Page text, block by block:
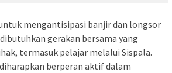
mengantisipasi banjir dan longsor
gerakan bersama yang
termasuk pelajar melalui Sispala.
berperan aktif dalam